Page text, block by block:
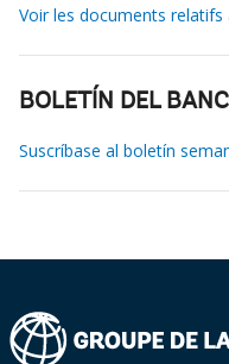
Voir les documents relatifs
BOLETÍN DEL
Suscríbase al boletín